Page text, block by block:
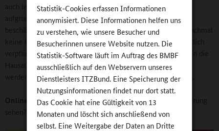
Statistik-Cookies erfassen Informationen
anonymisiert. Diese Informationen helfen uns
zu verstehen, wie unsere Besucher und
Besucherinnen unsere Website nutzen. Die
Statistik-Software läuft im Auftrag des BMBF
ausschließlich auf den Webservern unseres
Dienstleisters ITZBund. Eine Speicherung der
Nutzungsinformationen findet nur dort statt.
Das Cookie hat eine Gültigkeit von 13
Monaten und löscht sich anschließend von
selbst. Eine Weitergabe der Daten an Dritte
auch leisten. Aber alles darüber hinausgehende Personal ist
aufgrund der knappen Ressourcen teilweise schwierig zu
beschäftigen. Von den Schulen erfahren wir da insofern manchmal
keine Unterstützung, weil die 0,1 Lehrerstunden, die eigentlich
verpflichtend in den Ganztag wandern sollen, zum Beispiel in die
Hausaufgabenbetreuung, bereits am Vormittag verbraucht
werden, um Löcher in der Unterrichtsversorgung zu stopfen.
Online-Redaktion:Was würden Sie als größte Herausforderung
sehen?